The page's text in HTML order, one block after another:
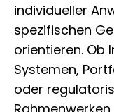
individueller
spezifischen
orientieren. Ob
Systemen,
oder